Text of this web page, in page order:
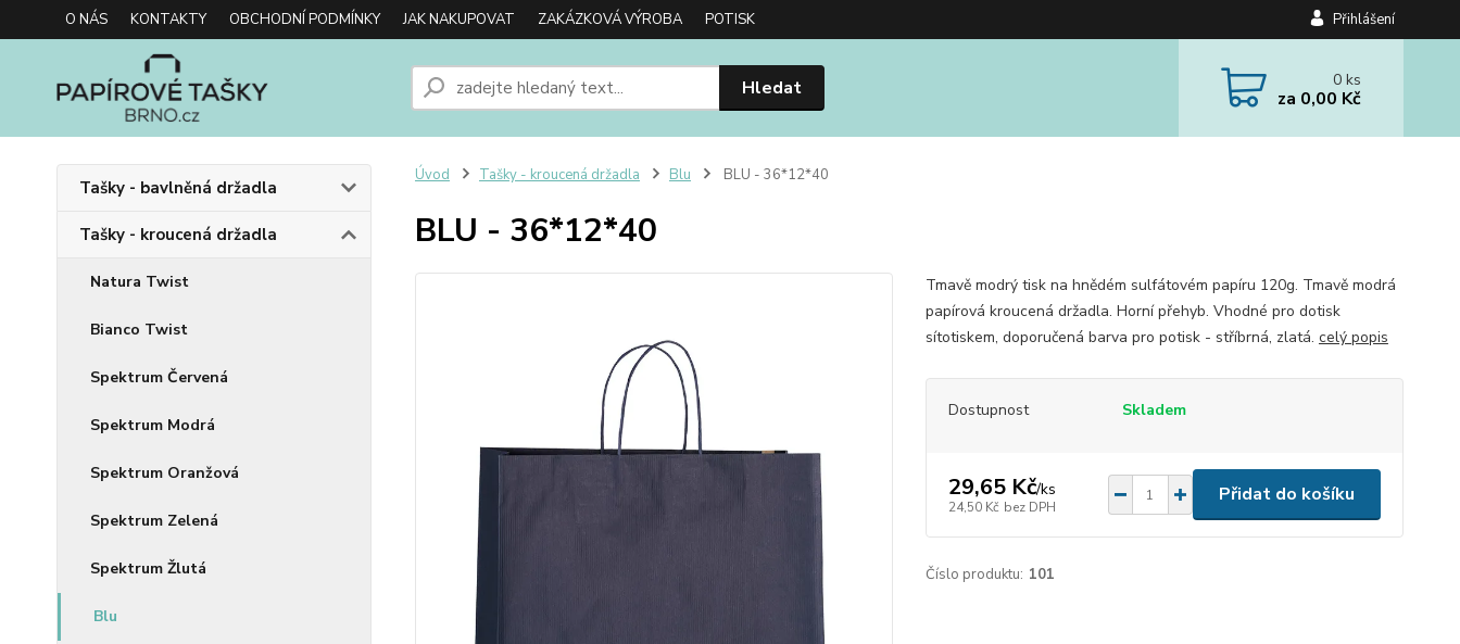
O NÁS KONTAKTY OBCHODNÍ PODMÍNKY JAK NAKUPOVAT ZAKÁZKOVÁ VÝROBA POTISK Přihlášení
Hledat 0ks
za 0,00 Kč
Tašky - bavlněná držadla
Tašky - kroucená držadla
Natura Twist
Bianco Twist
Spektrum Červená
Spektrum Modrá
Spektrum Oranžová
Spektrum Zelená
Spektrum Žlutá
Blu
Úvod Tašky - kroucená držadla Blu BLU - 36*12*40
BLU - 36*12*40
Tmavě modrý tisk na hnědém sulfátovém papíru 120g. Tmavě modrá
papírová kroucená držadla. Horní přehyb. Vhodné pro dotisk
sítotiskem, doporučená barva pro potisk - stříbrná, zlatá. celý popis
Dostupnost Skladem
29,65 Kč/ks
24,50 Kč bez DPH
Přidat do košíku
Číslo produktu: 101